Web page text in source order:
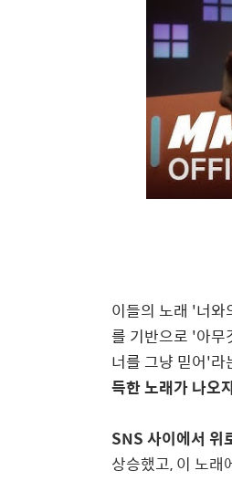
이들의 노래 '너
를 기반으로 '아무
너를 그냥 믿어'라
득한 노래가 나오
SNS 사이에서 위
상승했고,이 노래